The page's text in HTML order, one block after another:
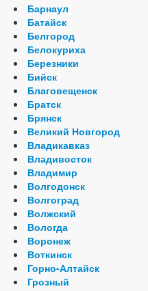
Барнаул
Батайск
Белгород
Белокуриха
Березники
Бийск
Благовещенск
Братск
Брянск
Великий Новгород
Владикавказ
Владивосток
Владимир
Волгодонск
Волгоград
Волжский
Вологда
Воронеж
Воткинск
Горно-Алтайск
Грозный